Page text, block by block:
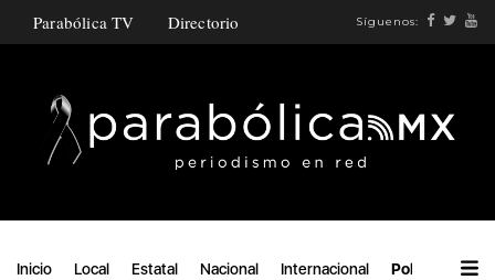
Parabólica TV Directorio Síguenos:
Inicio Local Estatal Nacional Internacional Política